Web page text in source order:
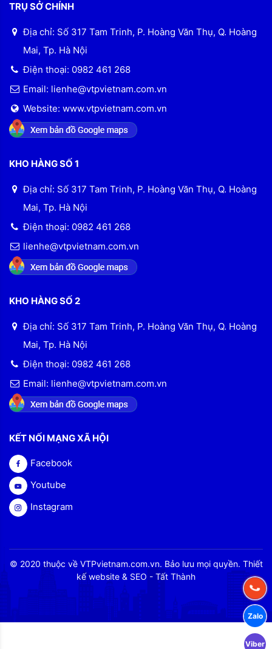
TRỤ SỞ CHÍNH
Địa chỉ: Số 317 Tam Trinh, P. Hoàng Văn Thụ, Q. Hoàng
Mai, Tp. Hà Nội
Điện thoại: 0982 461 268
Email: lienhe@vtpvietnam.com.vn
Website: www.vtpvietnam.com.vn
KHO HÀNG SỐ 1
Địa chỉ: Số 317 Tam Trinh, P. Hoàng Văn Thụ, Q. Hoàng
Mai, Tp. Hà Nội
Điện thoại: 0982 461 268
lienhe@vtpvietnam.com.vn
KHO HÀNG SỐ 2
Địa chỉ: Số 317 Tam Trinh, P. Hoàng Văn Thụ, Q. Hoàng
Mai, Tp. Hà Nội
Điện thoại: 0982 461 268
Email: lienhe@vtpvietnam.com.vn
KẾT NỐI MẠNG XÃ HỘI
Facebook
Youtube
Instagram
© 2020 thuộc về VTPvietnam.com.vn. Bảo lưu mọi quyền. Thiết
kế website & SEO - Tất Thành